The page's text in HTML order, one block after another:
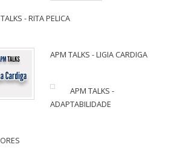
- RITA PELICA
APM TALKS - LIGIA CARDIGA
APM TALKS -
ADAPTABILIDADE